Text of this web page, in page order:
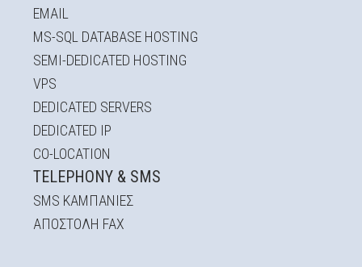
EMAIL
MS-SQL DATABASE HOSTING
SEMI-DEDICATED HOSTING
VPS
DEDICATED SERVERS
DEDICATED IP
CO-LOCATION
TELEPHONY & SMS
SMS ΚΑΜΠΆΝΙΕΣ
ΑΠΟΣΤΟΛΉ FAX